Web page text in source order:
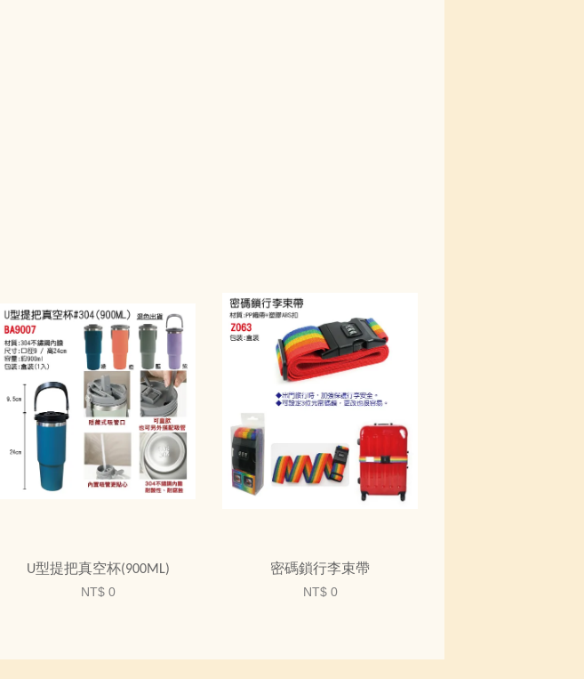
U型提把真空杯(900ML)
NT$ 0
密碼鎖行李束帶
NT$ 0